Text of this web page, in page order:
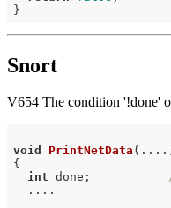
Snort
V654 The condition '!done'
void PrintNetData
{
int done;
  ....